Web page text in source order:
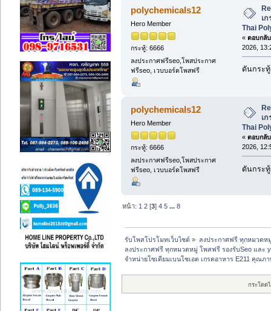
polychemicals12
Hero Member
กระทู้: 6666
ลงประกาศฟรีseo,โพสประกาศ
ฟรีseo, เวบบอร์ดโพสฟรี
เ
Thai
« ตอบกลั
2026,
ดันกระทู้
polychemicals12
Hero Member
กระทู้: 6666
ลงประกาศฟรีseo,โพสประกาศ
ฟรีseo, เวบบอร์ดโพสฟรี
เ
Thai
« ตอบกลั
2026,
ดันกระทู้
หน้า: 1 2 [3]4 5 ...8
รับโพสโปรโมทเว็บไซต์ » ลงประกาศฟรี ทุกหมวดห
ลงประกาศฟรี ทุกหมวดหมู่ โพสฟรี รองรับSeo และ
จำหน่ายโซเดียมเบนโซเอต เกรดอาหาร E211 คุณภ
กระโดด